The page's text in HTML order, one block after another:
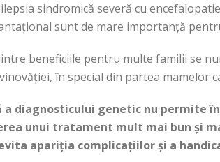
sindromică severă cu
sunt de mare importanță
beneficiile pentru multe familii se
în special din partea mamelor
a diagnosticului genetic nu
unui tratament mult mai bun și
apariția complicațiilor și a